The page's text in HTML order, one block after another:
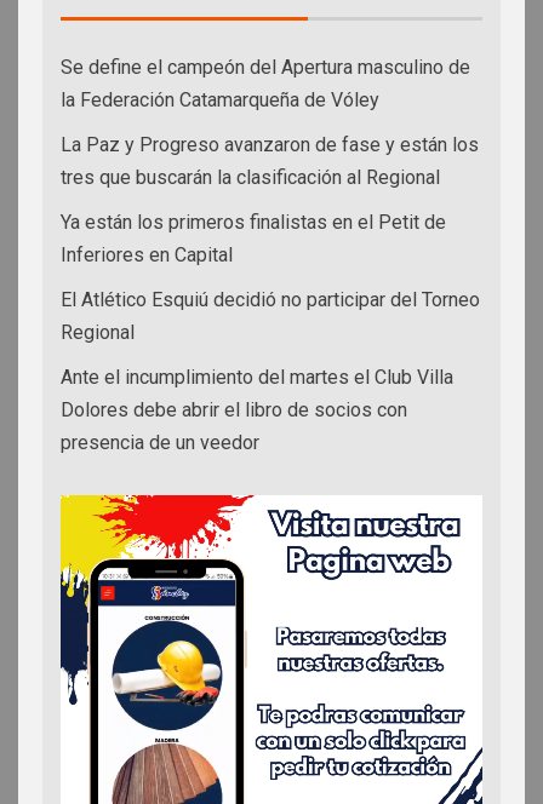
Se define el campeón del Apertura masculino de
la Federación Catamarqueña de Vóley
La Paz y Progreso avanzaron de fase y están los
tres que buscarán la clasificación al Regional
Ya están los primeros finalistas en el Petit de
Inferiores en Capital
El Atlético Esquiú decidió no participar del Torneo
Regional
Ante el incumplimiento del martes el Club Villa
Dolores debe abrir el libro de socios con
presencia de un veedor